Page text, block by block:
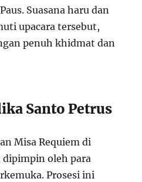
Suasana haru dan
upacara tersebut,
penuh khidmat dan
Santo Petrus
Misa Requiem di
dipimpin oleh para
Prosesi ini